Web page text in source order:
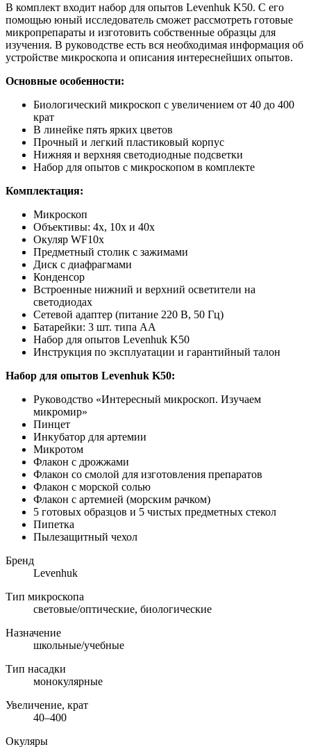
В комплект входит набор для опытов Levenhuk K50. С его
помощью юный исследователь сможет рассмотреть готовые
микропрепараты и изготовить собственные образцы для
изучения. В руководстве есть вся необходимая информация об
устройстве микроскопа и описания интереснейших опытов.
Основные особенности:
Биологический микроскоп с увеличением от 40 до 400
крат
В линейке пять ярких цветов
Прочный и легкий пластиковый корпус
Нижняя и верхняя светодиодные подсветки
Набор для опытов с микроскопом в комплекте
Комплектация:
Микроскоп
Объективы: 4х, 10х и 40х
Окуляр WF10х
Предметный столик с зажимами
Диск с диафрагмами
Конденсор
Встроенные нижний и верхний осветители на
светодиодах
Сетевой адаптер (питание 220 В, 50 Гц)
Батарейки: 3 шт. типа АА
Набор для опытов Levenhuk K50
Инструкция по эксплуатации и гарантийный талон
Набор для опытов Levenhuk K50:
Руководство «Интересный микроскоп. Изучаем
микромир»
Пинцет
Инкубатор для артемии
Микротом
Флакон с дрожжами
Флакон со смолой для изготовления препаратов
Флакон с морской солью
Флакон с артемией (морским рачком)
5 готовых образцов и 5 чистых предметных стекол
Пипетка
Пылезащитный чехол
Бренд
Levenhuk
Тип микроскопа
световые/оптические, биологические
Назначение
школьные/учебные
Тип насадки
монокулярные
Увеличение, крат
40–400
Окуляры